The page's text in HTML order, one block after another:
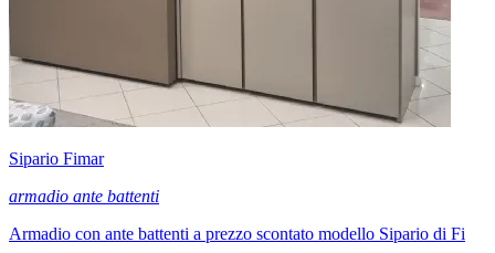
Sipario Fimar
armadio ante battenti
Armadio con ante battenti a prezzo scontato modello Sipario di Fi